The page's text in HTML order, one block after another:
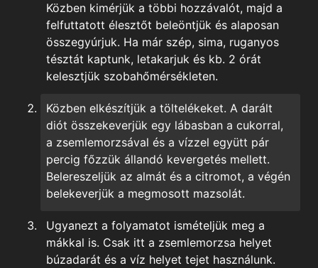
Közben kimérjük a többi hozzávalót, majd a
felfuttatott élesztőt beleöntjük és alaposan
összegyúrjuk. Ha már szép, sima, ruganyos
tésztát kaptunk, letakarjuk és kb. 2 órát
kelesztjük szobahőmérsékleten.
Közben elkészítjük a töltelékeket. A darált
diót összekeverjük egy lábasban a cukorral,
a zsemlemorzsával és a vízzel együtt pár
percig főzzük állandó kevergetés mellett.
Belereszeljük az almát és a citromot, a végén
belekeverjük a megmosott mazsolát.
Ugyanezt a folyamatot ismételjük meg a
mákkal is. Csak itt a zsemlemorzsa helyet
búzadarát és a víz helyet tejet használunk.